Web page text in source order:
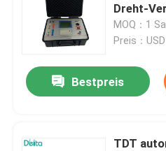
Dreht-
MOQ：1
Preis：
Bestpreis
TDT